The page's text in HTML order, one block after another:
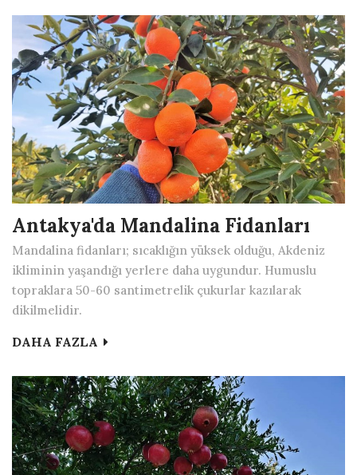
Antakya'da Mandalina Fidanları
Mandalina fidanları; sıcaklığın yüksek olduğu, Akdeniz
ikliminin yaşandığı yerlere daha uygundur. Humuslu
topraklara 50-60 santimetrelik çukurlar kazılarak
dikilmelidir.
DAHA FAZLA